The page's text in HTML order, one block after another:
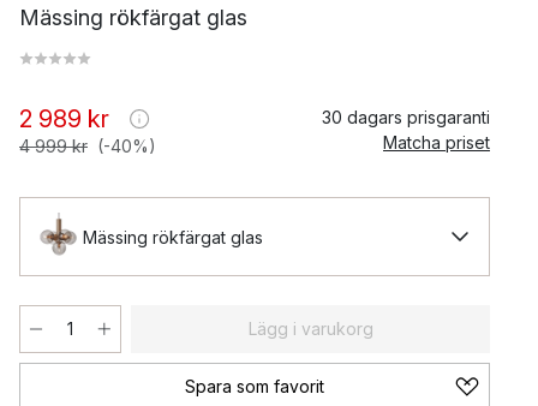
Mässing rökfärgat glas
2 989 kr
4 999 kr (-40%)
30 dagars prisgaranti
Matcha priset
Mässing rökfärgat glas
Lägg i varukorg
Spara som favorit